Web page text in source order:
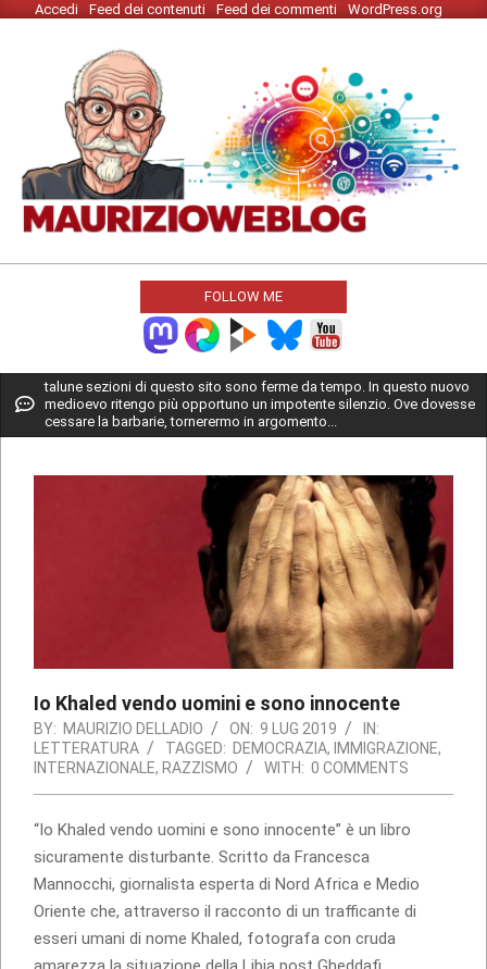
Skip Accedi Feed dei contenuti Feed dei commenti WordPress.org
MAURIZIO
WEBLOG
FOLLOW ME
Primary
Navigation
Menu
talune sezioni di questo sito sono ferme da tempo. In questo nuovo
medioevo ritengo più opportuno un impotente silenzio. Ove dovesse
cessare la barbarie, tornerermo in argomento...
Io Khaled vendo uomini e sono innocente
BY: MAURIZIO DELLADIO ON: 9 LUG 2019
IN:
LETTERATURA
TAGGED: DEMOCRAZIA, IMMIGRAZIONE,
INTERNAZIONALE, RAZZISMO WITH: 0 COMMENTS
“Io Khaled vendo uomini e sono innocente” è un libro
sicuramente disturbante. Scritto da Francesca
Mannocchi, giornalista esperta di Nord Africa e Medio
Oriente che, attraverso il racconto di un trafficante di
esseri umani di nome Khaled, fotografa con cruda